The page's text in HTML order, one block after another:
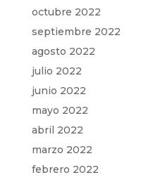
octubre 2022
septiembre 2022
agosto 2022
julio 2022
junio 2022
mayo 2022
abril 2022
marzo 2022
febrero 2022